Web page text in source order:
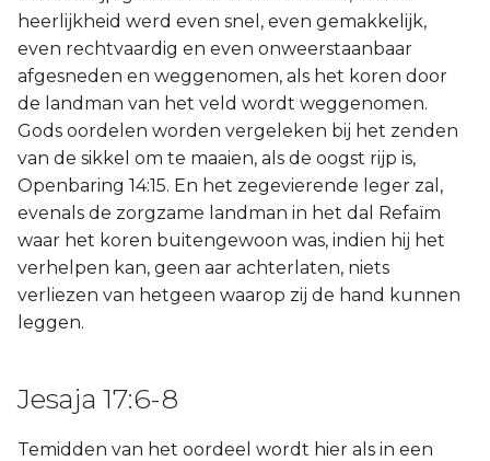
heerlijkheid werd even snel, even gemakkelijk,
even rechtvaardig en even onweerstaanbaar
afgesneden en weggenomen, als het koren door
de landman van het veld wordt weggenomen.
Gods oordelen worden vergeleken bij het zenden
van de sikkel om te maaien, als de oogst rijp is,
Openbaring 14:15. En het zegevierende leger zal,
evenals de zorgzame landman in het dal Refaïm
waar het koren buitengewoon was, indien hij het
verhelpen kan, geen aar achterlaten, niets
verliezen van hetgeen waarop zij de hand kunnen
leggen.
Jesaja 17:6-8
Temidden van het oordeel wordt hier als in een